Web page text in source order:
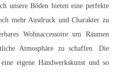
unsere Böden bieten eine perfekte
mehr Ausdruck und Charakter zu
Wohnaccessoire um Räumen
Atmosphäre zu schaffen. Die
eigene Handwerkskunst und so